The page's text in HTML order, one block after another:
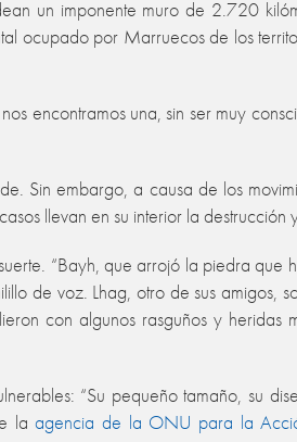
un imponente muro de 2.720
ocupado por Marruecos de los
encontramos una, sin ser muy
Sin embargo, a causa de los
llevan en su interior la destrucción
“Bayh, que arrojó la piedra que
de voz. Lhag, otro de sus amigos,
con algunos rasguños y heridas
“Su pequeño tamaño, su
laagencia de la ONU para la